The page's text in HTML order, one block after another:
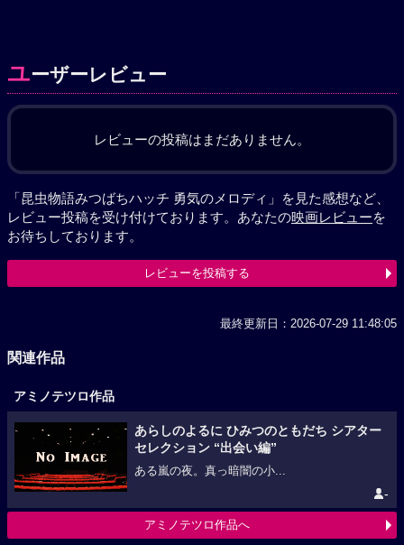
ユーザーレビュー
レビューの投稿はまだありません。
「昆虫物語みつばちハッチ 勇気のメロディ」を見た感想など、
レビュー投稿を受け付けております。あなたの映画レビューを
お待ちしております。
レビューを投稿する
最終更新日：2026-07-29 11:48:05
関連作品
アミノテツロ作品
あらしのよるに ひみつのともだち シアター
セレクション “出会い編”
ある嵐の夜。真っ暗闇の小...
-
アミノテツロ作品へ